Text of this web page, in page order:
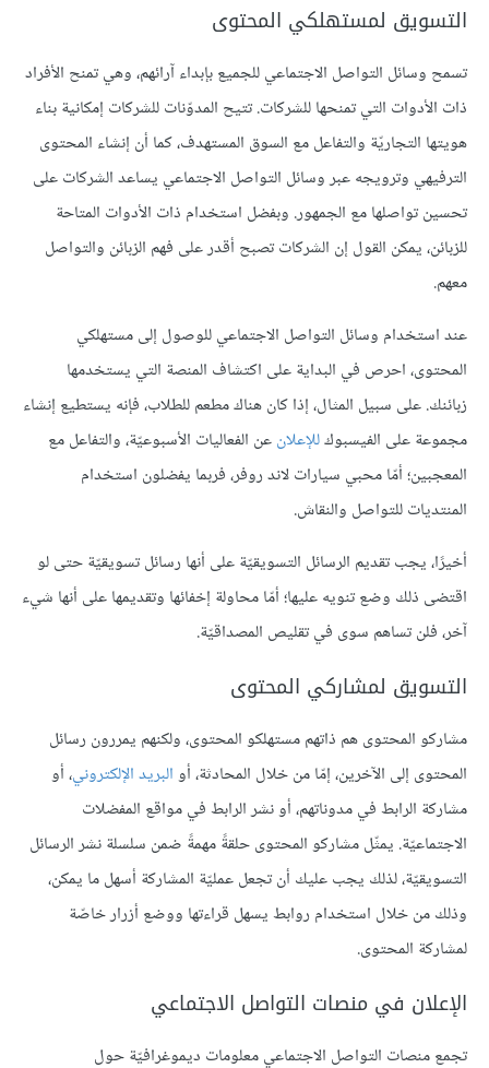
التسويق لمستهلكي المحتوى
تسمح وسائل التواصل الاجتماعي للجميع بإبداء آرائهم، وهي تمنح الأفراد
ذات الأدوات التي تمنحها للشركات. تتيح المدوّنات للشركات إمكانية بناء
هويتها التجاريّة والتفاعل مع السوق المستهدف، كما أن إنشاء المحتوى
الترفيهي وترويجه عبر وسائل التواصل الاجتماعي يساعد الشركات على
تحسين تواصلها مع الجمهور. وبفضل استخدام ذات الأدوات المتاحة
للزبائن، يمكن القول إن الشركات تصبح أقدر على فهم الزبائن والتواصل
معهم.
عند استخدام وسائل التواصل الاجتماعي للوصول إلى مستهلكي
المحتوى، احرص في البداية على اكتشاف المنصة التي يستخدمها
زبائنك. على سبيل المثال، إذا كان هناك مطعم للطلاب، فإنه يستطيع إنشاء
مجموعة على الفيسبوكللإعلانعن الفعاليات الأسبوعيّة، والتفاعل مع
المعجبين؛ أمّا محبي سيارات لاند روفر، فربما يفضلون استخدام
المنتديات للتواصل والنقاش.
أخيرًا، يجب تقديم الرسائل التسويقيّة على أنها رسائل تسويقيّة حتى لو
اقتضى ذلك وضع تنويه عليها؛ أمّا محاولة إخفائها وتقديمها على أنها شيء
آخر، فلن تساهم سوى في تقليص المصداقيّة.
التسويق لمشاركي المحتوى
مشاركو المحتوى هم ذاتهم مستهلكو المحتوى، ولكنهم يمررون رسائل
المحتوى إلى الآخرين، إمّا من خلال المحادثة، أوالبريد الإلكتروني، أو
مشاركة الرابط في مدوناتهم، أو نشر الرابط في مواقع المفضلات
الاجتماعيّة. يمثّل مشاركو المحتوى حلقةً مهمةً ضمن سلسلة نشر الرسائل
التسويقيّة، لذلك يجب عليك أن تجعل عمليّة المشاركة أسهل ما يمكن،
وذلك من خلال استخدام روابط يسهل قراءتها ووضع أزرار خاصّة
لمشاركة المحتوى.
الإعلان في منصات التواصل الاجتماعي
تجمع منصات التواصل الاجتماعي معلومات ديموغرافيّة حول